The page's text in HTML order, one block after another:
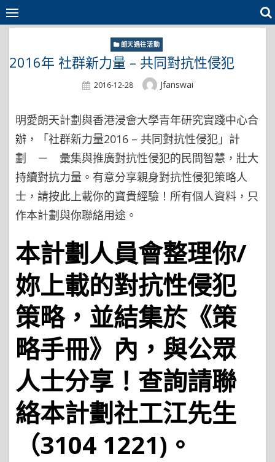
Skip
to
朗天過往活動
2016年 社群新力量 – 共同對抗性侵犯
Posted
2016-12-28 Author
Jfanswai
明愛朗天計劃與香港浸會大學青年研究實踐中心合
辦，「社群新力量2016 – 共同對抗性侵犯」計
劃 － 彙集與推廣對抗性侵犯的民間智慧，壯大
持續對抗力量。有意分享親身對抗性侵犯策略人
士，請按此上載你的寶貴經驗！所有個人資料，只
作本計劃與你聯絡用途。
本計劃人員會整理你/
妳上載的對抗性侵犯
策略，並結集於《策
略手冊》內，與公眾
人士分享！查詢請聯
絡本計劃社工江先生
（3104 1221) 。